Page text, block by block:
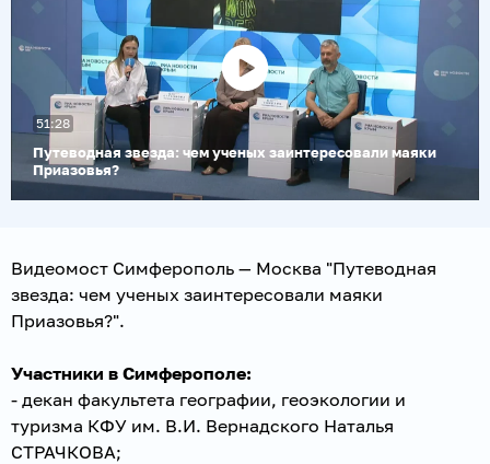
Воспроизвести
видео
Путеводная звезда: чем ученых заинтересовали маяки
Приазовья?
51:28
Видеомост Симферополь — Москва "Путеводная
звезда: чем ученых заинтересовали маяки
Приазовья?".
Участники в Симферополе:
- декан факультета географии, геоэкологии и
туризма КФУ им. В.И. Вернадского Наталья
СТРАЧКОВА;